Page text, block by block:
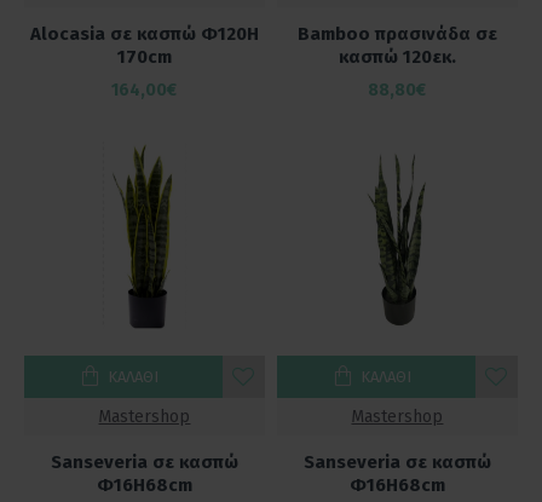
Alocasia σε κασπώ Φ120Η
170cm
164,00€
Bamboo πρασινάδα σε
κασπώ 120εκ.
88,80€
Mastershop
Sanseveria σε κασπώ
Φ16Η68cm
ΚΑΛΆΘΙ
Mastershop
Sanseveria σε κασπώ
Φ16Η68cm
ΚΑΛΆΘΙ